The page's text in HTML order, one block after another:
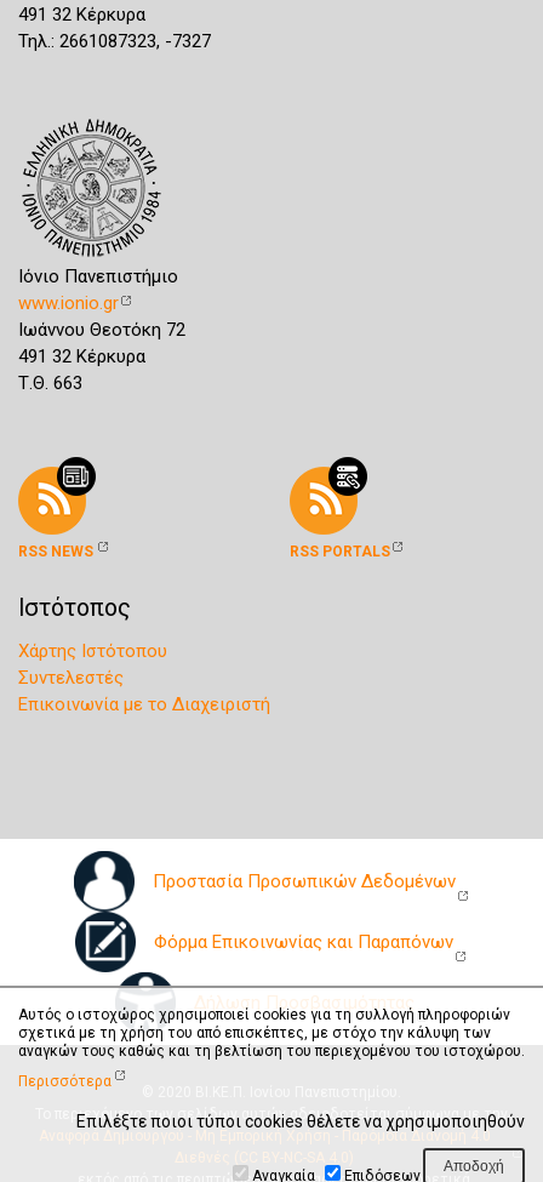
491 32 Κέρκυρα
Τηλ.: 2661087323, -7327
Ιόνιο Πανεπιστήμιο
www.ionio.gr
Ιωάννου Θεοτόκη 72
491 32 Κέρκυρα
Τ.Θ. 663
RSS NEWS RSS PORTALS
Ιστότοπος
Χάρτης Ιστότοπου
Συντελεστές
Επικοινωνία με το Διαχειριστή
Προστασία Προσωπικών Δεδομένων
Φόρμα Επικοινωνίας και Παραπόνων
Δήλωση Προσβασιμότητας
Το περιεχόμενο των σελίδων αυτών αδειοδοτείται σύμφωνα με την
Αναφορά Δημιουργού - Μη Εμπορική Χρήση - Παρόμοια Διανομή 4.0
Αυτός ο ιστοχώρος χρησιμοποιεί cookies για τη συλλογή πληροφοριών
σχετικά με τη χρήση του από επισκέπτες, με στόχο την κάλυψη των
αναγκών τους καθώς και τη βελτίωση του περιεχομένου του ιστοχώρου.
Περισσότερα
Επιλέξτε ποιοι τύποι cookies θέλετε να χρησιμοποιηθούν
Αναγκαία Επιδόσεων